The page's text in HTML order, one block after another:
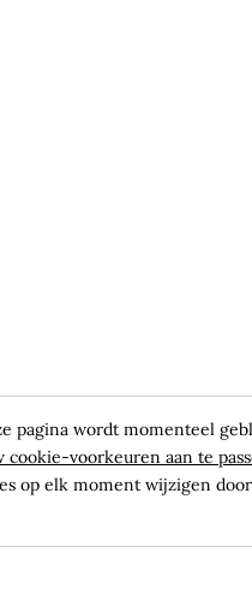
pagina wordt momenteel
voorkeuren aan te
op elk moment wijzigen